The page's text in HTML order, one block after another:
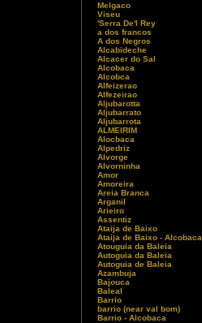
Melgaco
Viseu
'Serra De'l Rey
a dos francos
A dos Negros
Alcabideche
Alcacer do Sal
Alcobaca
Alcobca
Alfeizerao
Alfezeirao
Aljubarotta
Aljubarrato
Aljubarrota
ALMEIRIM
Alocbaca
Alpedriz
Alvorge
Alvorninha
Amor
Amoreira
Areia Branca
Arganil
Arieiro
Assentiz
Ataija de Baixo
Ataija de Baixo - Alcobaca
Atouguia da Baleia
Autoguia da Baleia
Autoguia de Baleia
Azambuja
Bajouca
Baleal
Barrio
barrio (near val bom)
Barrio - Alcobaca